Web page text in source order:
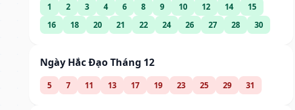
1 2 3 4 6 8 9 10 12 14
15
16
18 20 21 22 24 26 27 28 30
Ngày Hắc Đạo Tháng 12
5 7 11 13 17 19 23 25 29 31